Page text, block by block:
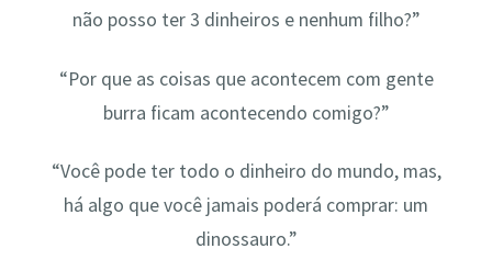
não posso ter 3 dinheiros e nenhum filho?”
“Por que as coisas que acontecem com gente
burra ficam acontecendo comigo?”
“Você pode ter todo o dinheiro do mundo, mas,
há algo que você jamais poderá comprar: um
dinossauro.”